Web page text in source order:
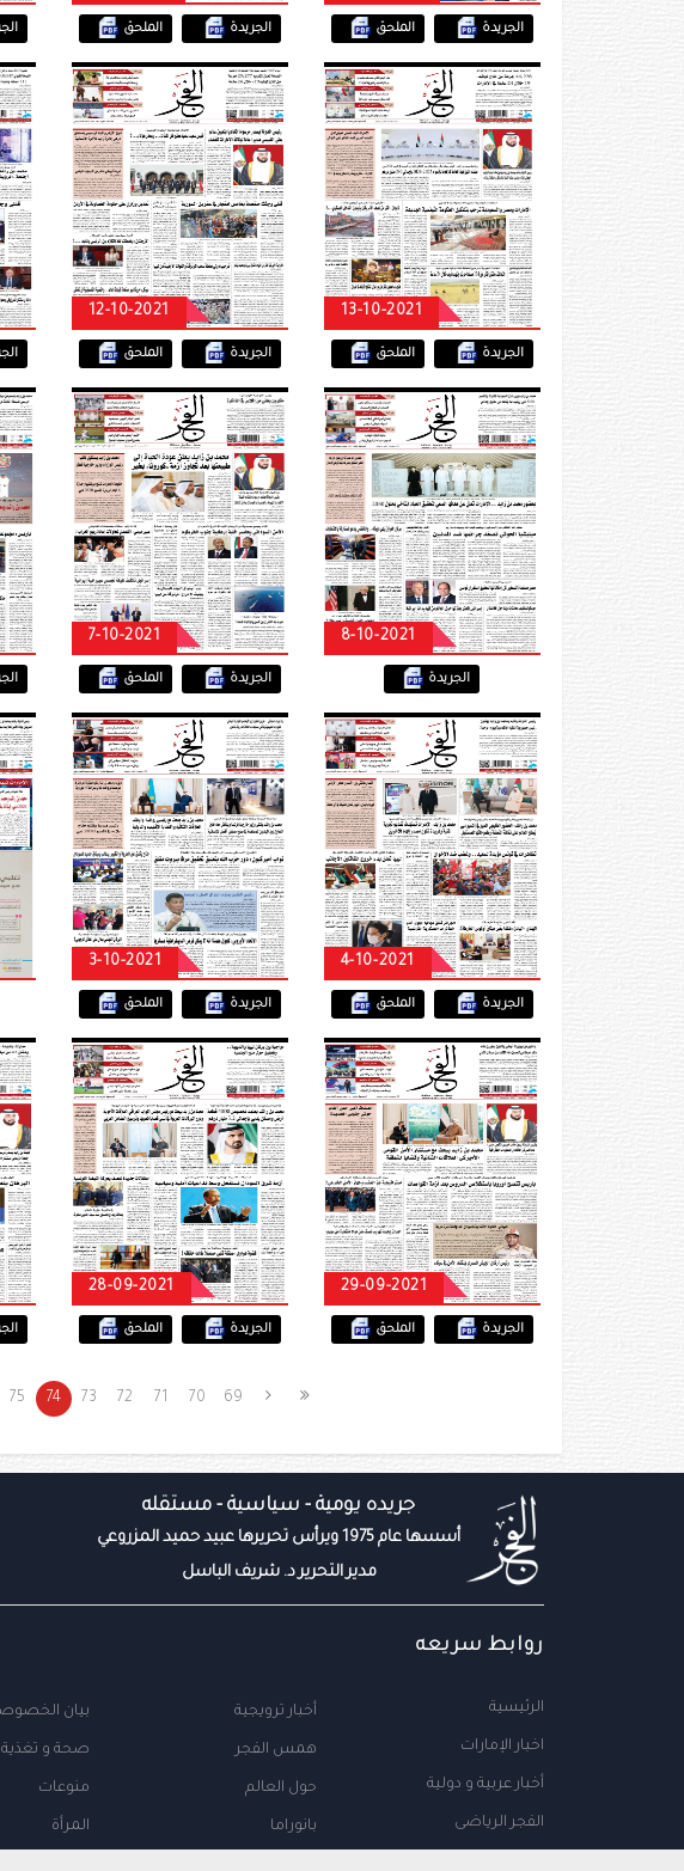
الجريدة الملحق الجريدة الملحق
13-10-2021
الجريدة الملحق
12-10-2021
الجريدة الملحق
8-10-2021
الجريدة
7-10-2021
الجريدة الملحق
4-10-2021
الجريدة الملحق
3-10-2021
الجريدة الملحق
29-09-2021
الجريدة الملحق
28-09-2021
الجريدة الملحق
69
70
71
72
73
74
75
جريده يومية - سياسية - مستقله
أسسها عام 1975 ويرأس تحريرها عبيد حميد المزروعي
مدير التحرير د. شريف الباسل
روابط سريعه
الرئيسية
اخبار الإمارات
أخبار عربية و دولية
الفجر الرياضى
أخبار ترويجية
همس الفجر
حول العالم
بانوراما
بيان
صحة و تغذية
منوعات
المرأة